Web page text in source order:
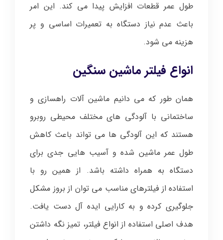
طول عمر قطعات افزایش پیدا می کند. این امر
باعث عدم نیاز دستگاه به تعمیرات اساسی و پر
هزینه می شود.
انواع فیلتر ماشین سنگین
همان طور که می دانیم ماشین آلات راهسازی و
ساختمانی با آلودگی های مختلف محیطی روبرو
هستند که این آلودگی ها می تواند باعث کاهش
طول عمر ماشین شده و آسیب هایی جدی برای
دستگاه به همراه داشته باشد. از همین رو با
استفاده از فیلترهای مناسب می توان از بروز مشکل
جلوگیری کرده و به کارایی ایده آل دست یافت.
هدف اصلی استفاده از انواع فیلتر، تمیز نگه داشتن